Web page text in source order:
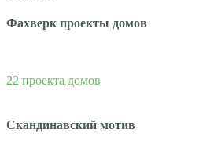
Фахверк проекты домов
22 проекта домов
Скандинавский мотив